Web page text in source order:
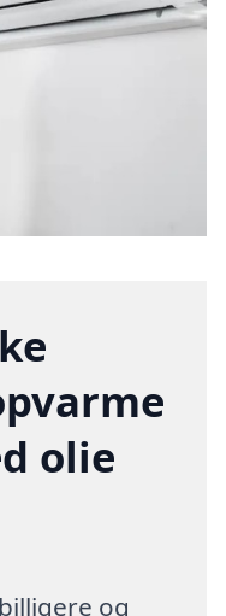
olie
og